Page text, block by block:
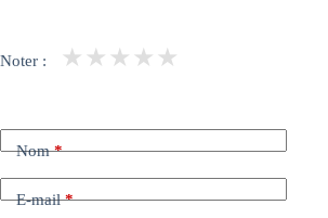
Noter : ★
★
★
★
★
Nom*
E-mail*